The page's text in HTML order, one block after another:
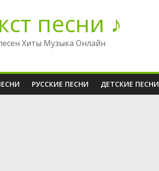
песни ♪
Хиты Музыка Онлайн
РУССКИЕ ПЕСНИ ДЕТСКИЕ ПЕСНИ